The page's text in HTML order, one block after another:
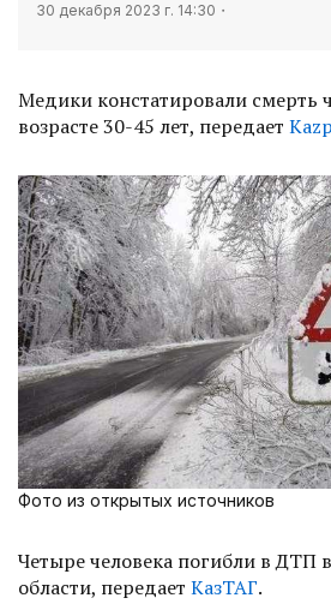
30 декабря 2023 г. 14:30
Медики констатировали смерть
возрасте 30-45 лет, передает
Фото из открытых источников
Четыре человека погибли в ДТП
области, передает КазТАГ.